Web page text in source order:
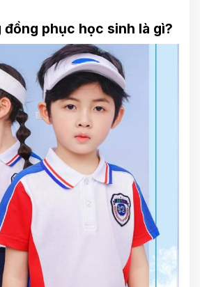
đồng phục học sinh là gì?